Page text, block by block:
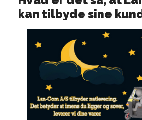
kan tilbyde sine